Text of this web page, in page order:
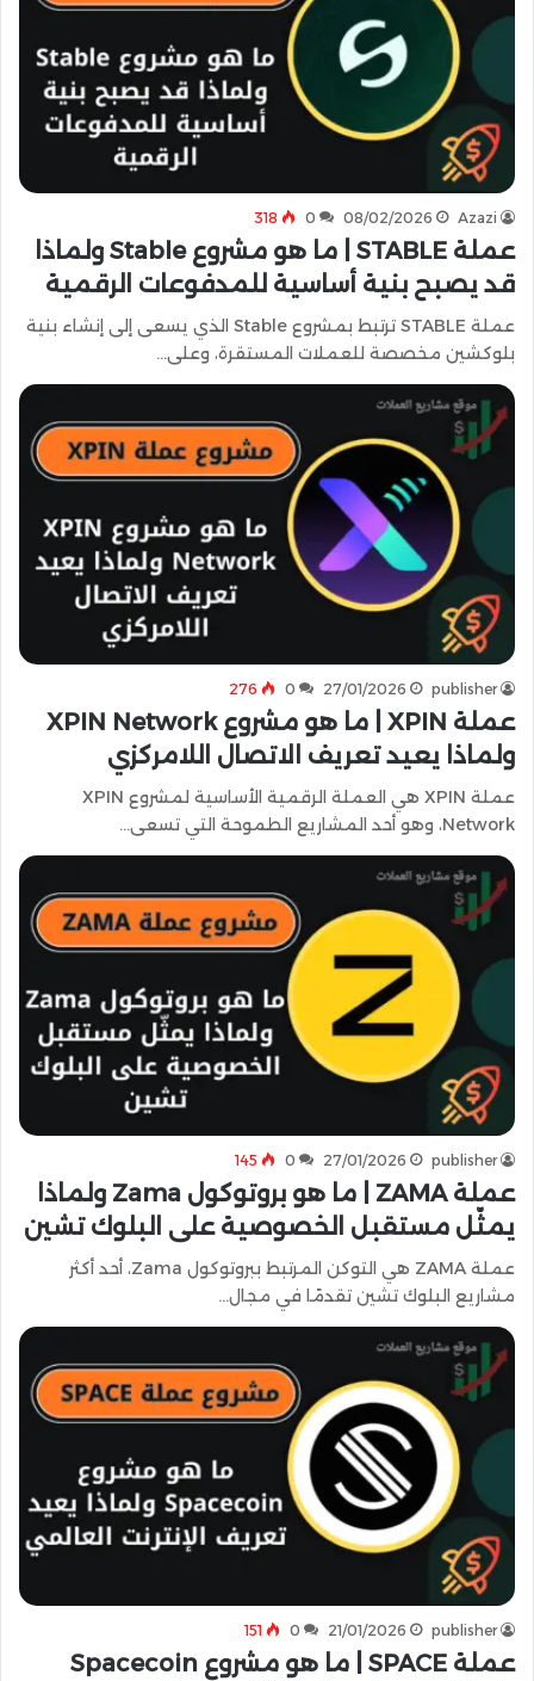
Azazi
08/02/2026
0
318
عملة STABLE | ما هو مشروع Stable ولماذا
قد يصبح بنية أساسية للمدفوعات الرقمية
عملة STABLE ترتبط بمشروع Stable الذي يسعى إلى إنشاء بنية
بلوكشين مخصصة للعملات المستقرة، وعلى…
publisher
27/01/2026
0
276
عملة XPIN | ما هو مشروع XPIN Network
ولماذا يعيد تعريف الاتصال اللامركزي
عملة XPIN هي العملة الرقمية الأساسية لمشروع XPIN
Network، وهو أحد المشاريع الطموحة التي تسعى…
publisher
27/01/2026
0
145
عملة ZAMA | ما هو بروتوكول Zama ولماذا
يمثّل مستقبل الخصوصية على البلوك تشين
عملة ZAMA هي التوكن المرتبط ببروتوكول Zama، أحد أكثر
مشاريع البلوك تشين تقدمًا في مجال…
publisher
21/01/2026
0
151
عملة SPACE | ما هو مشروع Spacecoin